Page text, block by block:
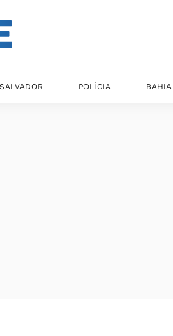
SALVADOR POLÍCIA BAHIA